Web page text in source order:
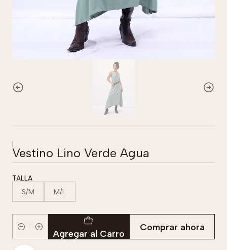
|
Vestino Lino Verde Agua
TALLA
S/M M/L
Cantidad Agregar al Carro
Comprar ahora